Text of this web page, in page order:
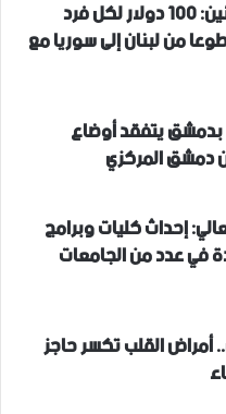
مفوضية اللاجئين: 100 دولار لكل فرد
من لبنان إلى سوريا مع
بدمشق يتفقد أوضاع
دمشق المركزي
إحداث كليات وبرامج
في عدد من الجامعات
أمراض القلب تكسر حاجز